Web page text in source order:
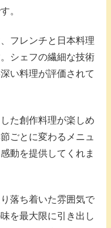
。
フレンチと日本料理
シェフの繊細な技術
い料理が評価されて
た創作料理が楽しめ
ごとに変わるメニュ
動を提供してくれま
落ち着いた雰囲気で
を最大限に引き出し